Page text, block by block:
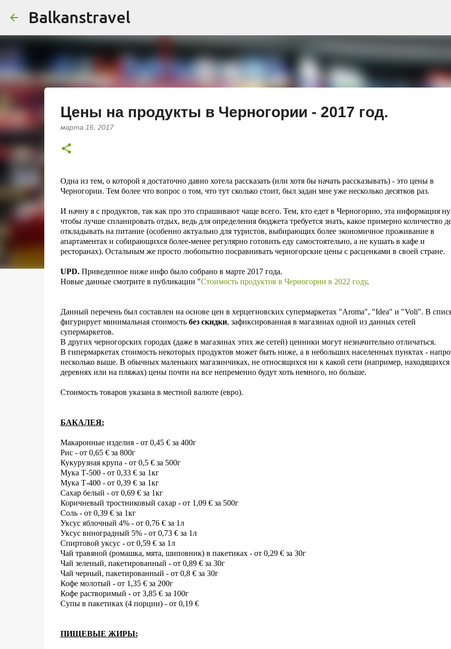
Balkanstravel
Цены на продукты в Черногории - 2017 год.
марта 16, 2017
Одна из тем, о которой я достаточно давно хотела рассказать (или хотя бы начать рассказывать) - это цены в
Черногории. Тем более что вопрос о том, что тут сколько стоит, был задан мне уже несколько десятков раз.
И начну я с продуктов, так как про это спрашивают чаще всего. Тем, кто едет в Черногорию, эта информация
чтобы лучше спланировать отдых, ведь для определения бюджета требуется знать, какое примерно количество
откладывать на питание (особенно актуально для туристов, выбирающих более экономичное проживание в
апартаментах и собирающихся более-менее регулярно готовить еду самостоятельно, а не кушать в кафе и
ресторанах). Остальным же просто любопытно посравнивать черногорские цены с расценками в своей стране.
UPD.Приведенное ниже инфо было собрано в марте 2017 года.
Новые данные смотрите в публикации "Стоимость продуктов в Черногории в 2022 году.
Данный перечень был составлен на основе цен в херцегновских супермаркетах "Aroma", "Idea" и "Voli". В
фигурирует минимальная стоимость без скидки, зафиксированная в магазинах одной из данных сетей
супермаркетов.
В других черногорских городах (даже в магазинах этих же сетей) ценники могут незначительно отличаться.
В гипермаркетах стоимость некоторых продуктов может быть ниже, а в небольших населенных пунктах -
несколько выше. В обычных маленьких магазинчиках, не относящихся ни к какой сети (например, находящихся
деревнях или на пляжах) цены почти на все непременно будут хоть немного, но больше.
Стоимость товаров указана в местной валюте (евро).
БАКАЛЕЯ:
Макаронные изделия - от 0,45 € за 400г
Рис - от 0,65 € за 800г
Кукурузная крупа - от 0,5 € за 500г
Мука Т-500 - от 0,33 € за 1кг
Мука Т-400 - от 0,39 € за 1кг
Сахар белый - от 0,69 € за 1кг
Коричневый тростниковый сахар - от 1,09 €за 500г
Соль - от 0,39 € за 1кг
Уксус яблочный 4% - от 0,76 €за 1л
Уксус виноградный 5% - от 0,73 €за 1л
Спиртовой уксус - от 0,59 €за 1л
Чай травяной (ромашка, мята, шиповник) в пакетиках - от 0,29 €за 30г
Чай зеленый, пакетированный - от 0,89 €за 30г
Чай черный, пакетированный - от 0,8 €за 30г
Кофе молотый - от 1,35 €за 200г
Кофе растворимый - от 3,85 €за 100г
Супы в пакетиках (4 порции) - от 0,19 €
ПИЩЕВЫЕ ЖИРЫ: